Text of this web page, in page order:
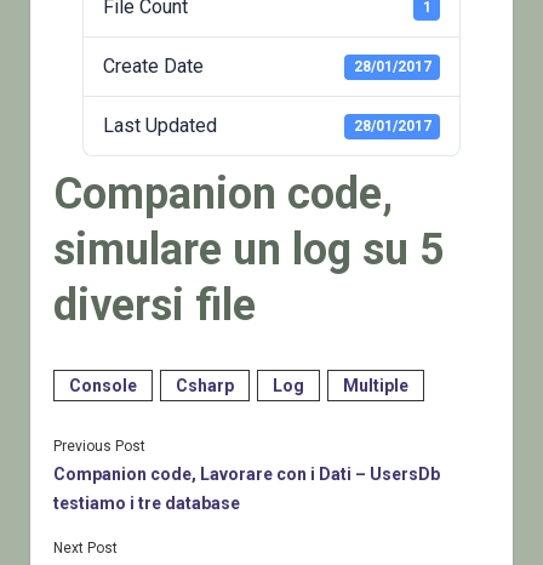
File Count 1
Create Date 28/01/2017
Last Updated 28/01/2017
Companion code,
simulare un log su 5
diversi file
Console Csharp Log Multiple
Previous Post
Companion code, Lavorare con i Dati – UsersDb
testiamo i tre database
Next Post